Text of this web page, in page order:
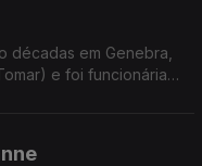
décadas em Genebra,
e foi funcionária